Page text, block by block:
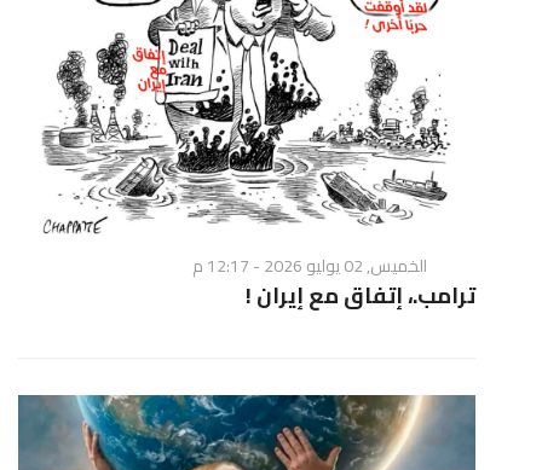
الخميس, 02 يوليو 2026 - 12:17 م
ترامب.، إتفاق مع إيران !